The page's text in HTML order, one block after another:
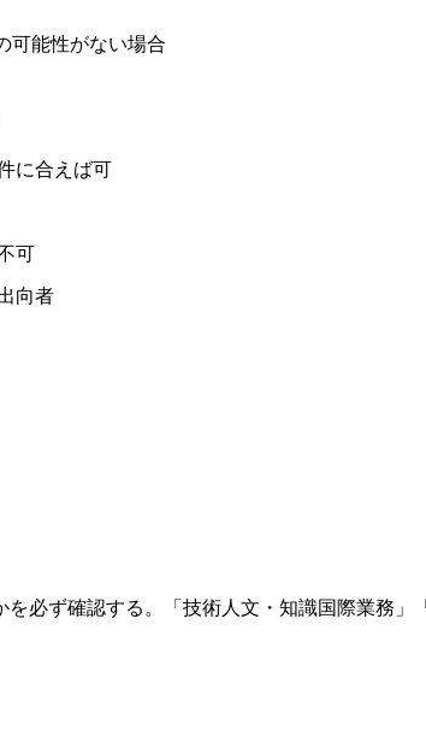
能性がない場合
に合えば可
可
向者
ず確認する。「技術人文・知識国際業務」